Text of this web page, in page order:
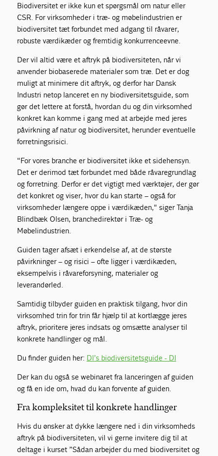
Biodiversitet er ikke kun et spørgsmål om natur eller
CSR. For virksomheder i træ- og møbelindustrien er
biodiversitet tæt forbundet med adgang til råvarer,
robuste værdikæder og fremtidig konkurrenceevne.
Der vil altid være et aftryk på biodiversiteten, når vi
anvender biobaserede materialer som træ. Det er dog
muligt at minimere dit aftryk, og derfor har Dansk
Industri netop lanceret en ny biodiversitetsguide, som
gør det lettere at forstå, hvordan du og din virksomhed
konkret kan komme i gang med at arbejde med jeres
påvirkning af natur og biodiversitet, herunder eventuelle
forretningsrisici.
"For vores branche er biodiversitet ikke et sidehensyn.
Det er derimod tæt forbundet med både råvaregrundlag
og forretning. Derfor er det vigtigt med værktøjer, der gør
det konkret og viser, hvor du kan starte – også for
virksomheder længere oppe i værdikæden," siger Tanja
Blindbæk Olsen, branchedirektør i Træ- og
Møbelindustrien.
Guiden tager afsæt i erkendelse af, at de største
påvirkninger – og risici – ofte ligger i værdikæden,
eksempelvis i råvareforsyning, materialer og
leverandørled.
Samtidig tilbyder guiden en praktisk tilgang, hvor din
virksomhed trin for trin får hjælp til at kortlægge jeres
aftryk, prioritere jeres indsats og omsætte analyser til
konkrete handlinger og mål.
Du finder guiden her: DI’s biodiversitetsguide - DI
Der kan du også se webinaret fra lanceringen af guiden
og få en ide om, hvad du kan forvente af guiden.
Fra kompleksitet til konkrete handlinger
Hvis du ønsker at dykke længere ned i din virksomheds
aftryk på biodiversiteten, vil vi gerne invitere dig til at
deltage i kurset ”Sådan arbejder du med biodiversitet og